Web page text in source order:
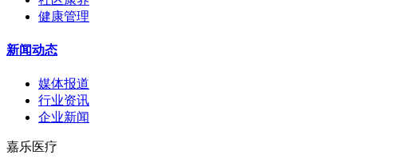
健康管理
新闻动态
媒体报道
行业资讯
企业新闻
嘉乐医疗